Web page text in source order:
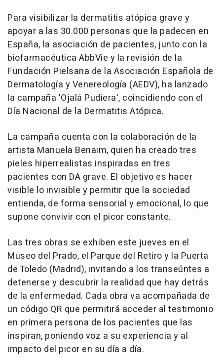
Para visibilizar la dermatitis atópica grave y
apoyar a las 30.000 personas que la padecen en
España, la asociación de pacientes, junto con la
biofarmacéutica AbbVie y la revisión de la
Fundación Pielsana de la Asociación Española de
Dermatología y Venereología (AEDV), ha lanzado
la campaña 'Ojalá Pudiera', coincidiendo con el
Día Nacional de la Dermatitis Atópica.
La campaña cuenta con la colaboración de la
artista Manuela Benaim, quien ha creado tres
pieles hiperrealistas inspiradas en tres
pacientes con DA grave. El objetivo es hacer
visible lo invisible y permitir que la sociedad
entienda, de forma sensorial y emocional, lo que
supone convivir con el picor constante.
Las tres obras se exhiben este jueves en el
Museo del Prado, el Parque del Retiro y la Puerta
de Toledo (Madrid), invitando a los transeúntes a
detenerse y descubrir la realidad que hay detrás
de la enfermedad. Cada obra va acompañada de
un código QR que permitirá acceder al testimonio
en primera persona de los pacientes que las
inspiran, poniendo voz a su experiencia y al
impacto del picor en su día a día.